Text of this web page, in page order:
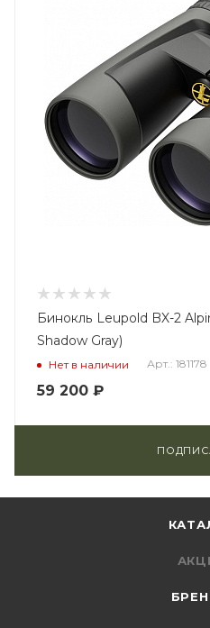
Бинокль Leupold BX-2
Shadow Gray)
Нет в наличии Арт.: 181178
59 200 ₽